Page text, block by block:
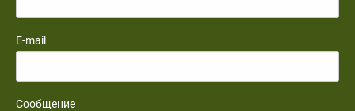
E-mail
Сообщение